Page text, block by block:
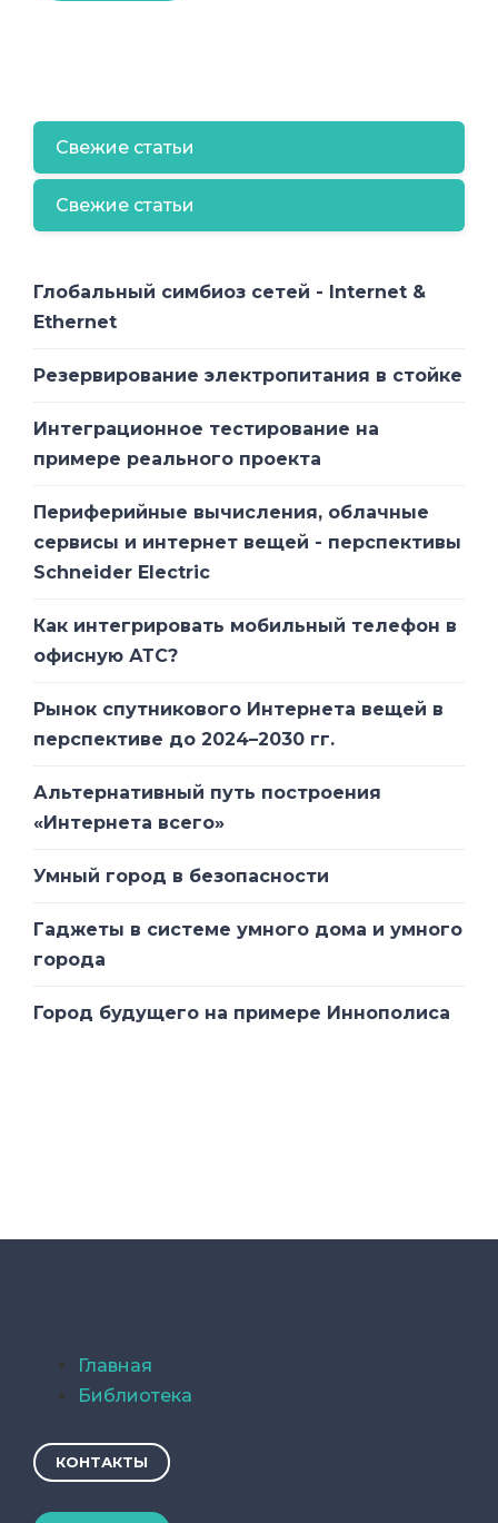
Свежие статьи
Свежие статьи
Глобальный симбиоз сетей - Internet &
Ethernet
Резервирование электропитания в стойке
Интеграционное тестирование на
примере реального проекта
Периферийные вычисления, облачные
сервисы и интернет вещей - перспективы
Schneider Electric
Как интегрировать мобильный телефон в
офисную АТС?
Рынок спутникового Интернета вещей в
перспективе до 2024–2030 гг.
Альтернативный путь построения
«Интернета всего»
Умный город в безопасности
Гаджеты в системе умного дома и умного
города
Город будущего на примере Иннополиса
Главная
Библиотека
КОНТАКТЫ